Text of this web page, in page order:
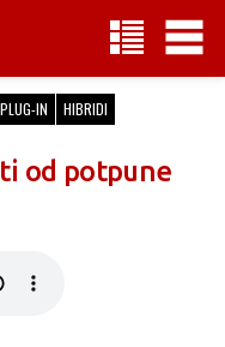
PLUG-IN HIBRIDI
od potpune